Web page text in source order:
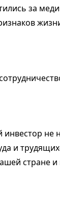
за
инвестор не
и
стране